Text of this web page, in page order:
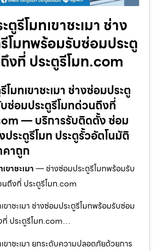
รีโมทเขาชะเมา ช่าง
โมทพร้อมรับซ่อมประตู
งที่ ประตูรีโมท.com
มทเขาชะเมา ช่างซ่อมประตู
ซ่อมประตูรีโมทด่วนถึงที่
— บริการรับติดตั้ง ซ่อม
ระตูรีโมท ประตูรั้วอัตโนมัติ
คาถูก
ขาชะเมา — ช่างซ่อมประตูรีโมทพร้อมรับ
ถึงที่ ประตูรีโมท.com
ขาชะเมา ช่างซ่อมประตูรีโมทพร้อมรับซ่อม
ที่ ประตูรีโมท.com…
ขาชะเมา ยกระดับความปลอดภัยด้วยการ